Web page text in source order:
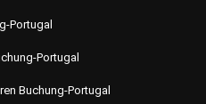
Portugal
Portugal
Buchung-Portugal